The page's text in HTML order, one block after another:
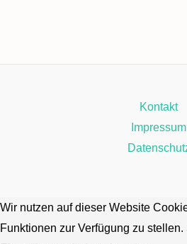
Kontakt
Impressum
Wir nutzen auf dieser Website
Funktionen zur Verfügung zu